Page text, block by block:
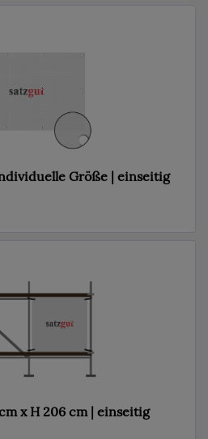
Größe | einseitig
x H 206 cm | einseitig